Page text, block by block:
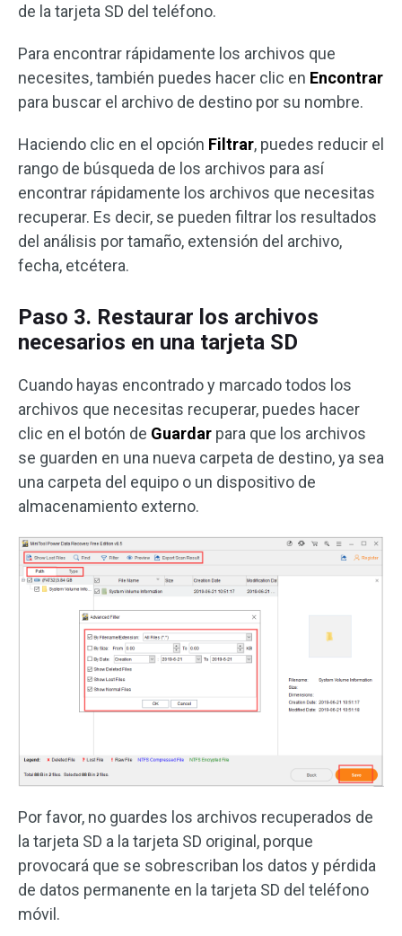
de la tarjeta SD del teléfono.
Para encontrar rápidamente los archivos que
necesites, también puedes hacer clic en Encontrar
para buscar el archivo de destino por su nombre.
Haciendo clic en el opción Filtrar, puedes reducir el
rango de búsqueda de los archivos para así
encontrar rápidamente los archivos que necesitas
recuperar. Es decir, se pueden filtrar los resultados
del análisis por tamaño, extensión del archivo,
fecha, etcétera.
Paso 3. Restaurar los archivos
necesarios en una tarjeta SD
Cuando hayas encontrado y marcado todos los
archivos que necesitas recuperar, puedes hacer
clic en el botón de Guardar para que los archivos
se guarden en una nueva carpeta de destino, ya sea
una carpeta del equipo o un dispositivo de
almacenamiento externo.
Por favor, no guardes los archivos recuperados de
la tarjeta SD a la tarjeta SD original, porque
provocará que se sobrescriban los datos y pérdida
de datos permanente en la tarjeta SD del teléfono
móvil.